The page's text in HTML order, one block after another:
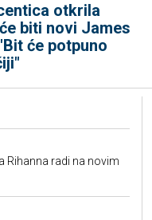
otkrila
biti novi James
će potpuno
Rihanna radi na novim